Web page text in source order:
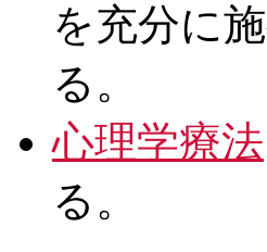
を充分に
る。
心理学療法
る。